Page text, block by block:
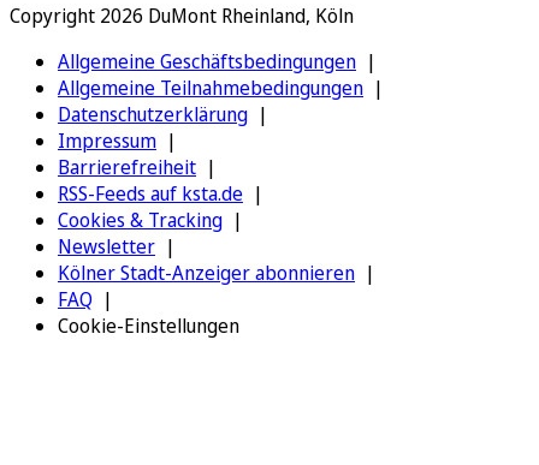
Copyright 2026 DuMont Rheinland, Köln
Allgemeine Geschäftsbedingungen
Allgemeine Teilnahmebedingungen
Datenschutzerklärung
Impressum
Barrierefreiheit
RSS-Feeds auf ksta.de
Cookies & Tracking
Newsletter
Kölner Stadt-Anzeiger abonnieren
FAQ
Cookie-Einstellungen